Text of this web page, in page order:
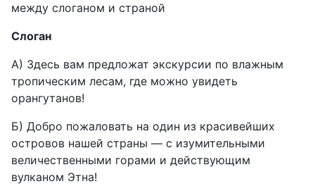
между слоганом и страной
Слоган
А) Здесь вам предложат экскурсии по влажным
тропическим лесам, где можно увидеть
орангутанов!
Б) Добро пожаловать на один из красивейших
островов нашей страны — с изумительными
величественными горами и действующим
вулканом Этна!